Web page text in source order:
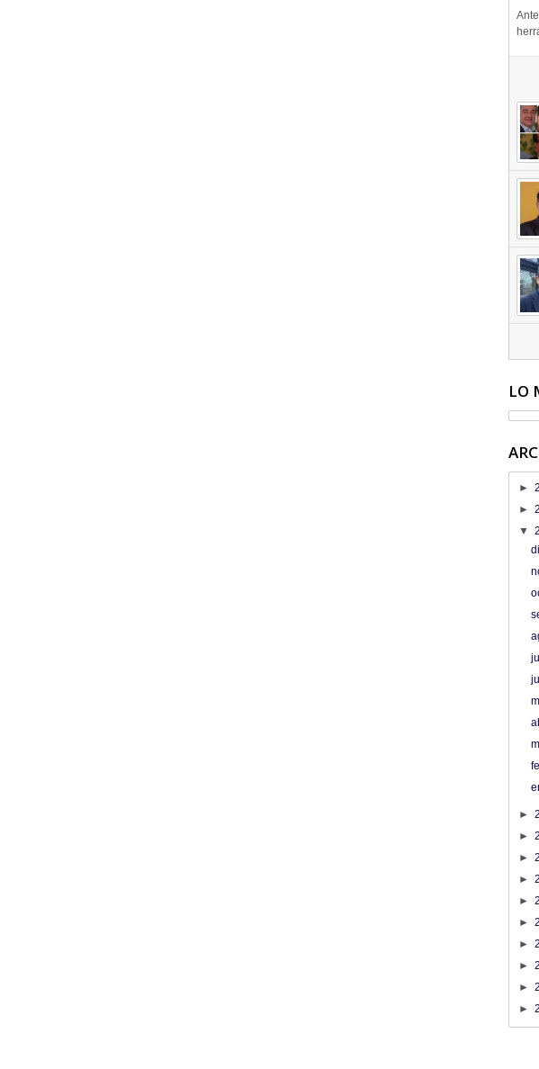
LO
►
►
▼
►
►
►
►
►
►
►
►
►
►